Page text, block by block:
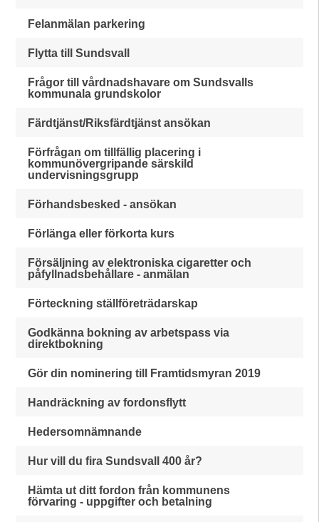
Felanmälan parkering
Flytta till Sundsvall
Frågor till vårdnadshavare om Sundsvalls
kommunala grundskolor
Färdtjänst/Riksfärdtjänst ansökan
Förfrågan om tillfällig placering i
kommunövergripande särskild
undervisningsgrupp
Förhandsbesked - ansökan
Förlänga eller förkorta kurs
Försäljning av elektroniska cigaretter och
påfyllnadsbehållare - anmälan
Förteckning ställföreträdarskap
Godkänna bokning av arbetspass via
direktbokning
Gör din nominering till Framtidsmyran 2019
Handräckning av fordonsflytt
Hedersomnämnande
Hur vill du fira Sundsvall 400 år?
Hämta ut ditt fordon från kommunens
förvaring - uppgifter och betalning